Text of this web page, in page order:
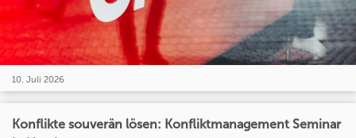
10. Juli 2026
Konflikte souverän lösen: Konfliktmanagement Seminar